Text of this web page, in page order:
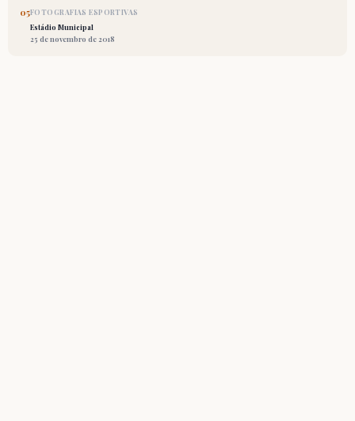
05FOTOGRAFIAS ESPORTIVAS
Estádio Municipal
25 de novembro de 2018